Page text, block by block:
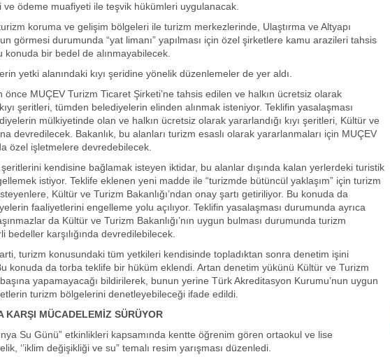
ödeme muafiyeti ile teşvik hükümleri uygulanacak.
koruma ve gelişim bölgeleri ile turizm merkezlerinde, Ulaştırma ve Altyapı
görmesi durumunda “yat limanı” yapılması için özel şirketlere kamu arazileri tahsis
konuda bir bedel de alınmayabilecek.
yetki alanındaki kıyı şeridine yönelik düzenlemeler de yer aldı.
önce MUÇEV Turizm Ticaret Şirketi’ne tahsis edilen ve halkın ücretsiz olarak
şeritleri, tümden belediyelerin elinden alınmak isteniyor. Teklifin yasalaşması
mülkiyetinde olan ve halkın ücretsiz olarak yararlandığı kıyı şeritleri, Kültür ve
devredilecek. Bakanlık, bu alanları turizm esaslı olarak yararlanmaları için MUÇEV
özel işletmelere devredebilecek.
şeritlerini kendisine bağlamak isteyen iktidar, bu alanlar dışında kalan yerlerdeki turistik
istiyor. Teklife eklenen yeni madde ile “turizmde bütüncül yaklaşım” için turizm
Kültür ve Turizm Bakanlığı’ndan onay şartı getiriliyor. Bu konuda da
faaliyetlerini engelleme yolu açılıyor. Teklifin yasalaşması durumunda ayrıca
da Kültür ve Turizm Bakanlığı’nın uygun bulması durumunda turizm
bedeller karşılığında devredilebilecek.
turizm konusundaki tüm yetkileri kendisinde topladıktan sonra denetim işini
konuda da torba teklife bir hüküm eklendi. Artan denetim yükünü Kültür ve Turizm
başına yapamayacağı bildirilerek, bunun yerine Türk Akreditasyon Kurumu’nun uygun
turizm bölgelerini denetleyebileceği ifade edildi.
KARŞI MÜCADELEMİZ SÜRÜYOR
Su Günü” etkinlikleri kapsamında kentte öğrenim gören ortaokul ve lise
‘’iklim değişikliği ve su” temalı resim yarışması düzenledi.